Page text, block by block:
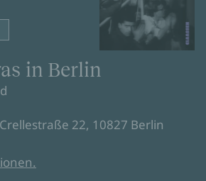
in Berlin
22, 10827 Berlin